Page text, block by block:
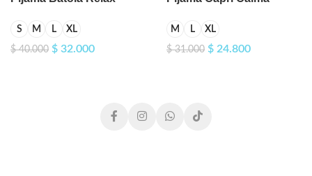
S M L XL
$40.000 $ 32.000
M L XL
$31.000 $ 24.800